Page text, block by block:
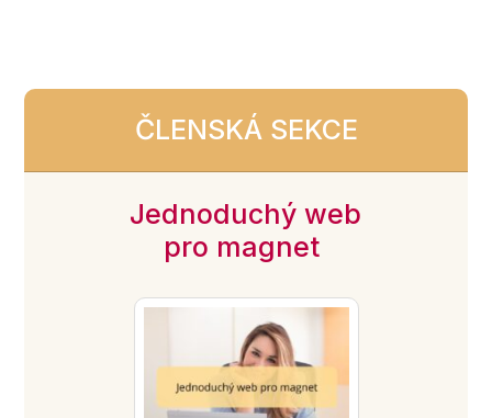
ČLENSKÁ SEKCE
Jednoduchý web
pro magnet